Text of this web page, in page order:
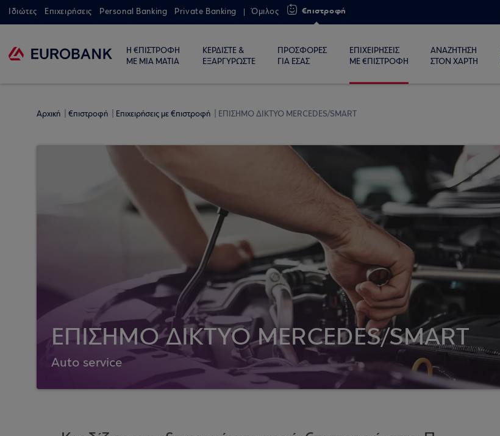
Ιδιώτες Επιχειρήσεις Personal Banking Private Banking Όμιλος €πιστροφή
Η €ΠΙΣΤΡΟΦΗ
ΜΕ ΜΙΑ ΜΑΤΙΑ
ΚΕΡΔΙΣΤΕ &
ΕΞΑΡΓΥΡΩΣΤΕ
ΠΡΟΣΦΟΡΕΣ
ΓΙΑ ΕΣΑΣ
ΕΠΙΧΕΙΡΗΣΕΙΣ
ΜΕ €ΠΙΣΤΡΟΦΗ
ΑΝΑΖΗΤΗΣΗ
ΣΤΟΝ ΧΑΡΤΗ
Αρχική €πιστροφή Επιχειρήσεις με €πιστροφή ΕΠΙΣΗΜΟ ΔΙΚΤΥΟ MERCEDES/SMART
Auto service
ΕΠΙΣΗΜΟ ΔΙΚΤΥΟ MERCEDES/SMART